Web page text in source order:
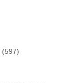
(597)